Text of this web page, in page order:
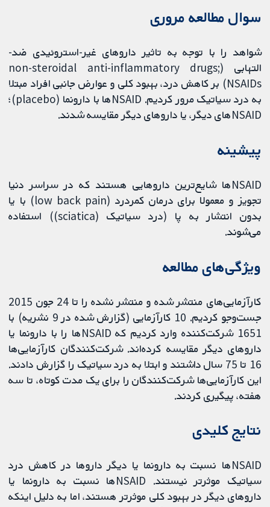
سوال مطالعه مروری
شواهد را با توجه به تاثیر داروهای غیر-استروئیدی ضد-
التهابی (non-steroidal anti-inflammatory drugs;
NSAIDs) بر کاهش درد، بهبود کلی و عوارض جانبی افراد مبتلا
به درد سیاتیک مرور کردیم. NSAIDها با دارونما (placebo)؛
NSAIDهای دیگر، یا داروهای دیگر مقایسه شدند.
پیشینه
NSAIDها شایع‌ترین داروهایی هستند که در سراسر دنیا
تجویز و معمولا برای درمان کمردرد (low back pain) با یا
بدون انتشار به پا (درد سیاتیک (sciatica)) استفاده
می‌شوند.
ویژگی‌های مطالعه
کارآزمایی‌های منتشر شده و منتشر نشده را تا 24 جون 2015
جست‌وجو کردیم. 10 کارآزمایی (گزارش شده در 9 نشریه) با
1651 شرکت‌کننده وارد کردیم که NSAIDها را با دارونما یا
داروهای دیگر مقایسه کرده‌اند. شرکت‏‌کنندگان کارآزمایی‌ها
16 تا 75 سال داشتند و ابتلا به درد سیاتیک را گزارش دادند.
این کارآزمایی‌ها شرکت‏‌کنندگان را برای یک مدت کوتاه، تا سه
هفته، پیگیری کردند.
نتایج کلیدی
NSAIDها نسبت به دارونما یا دیگر داروها در کاهش درد
سیاتیک موثرتر نیستند. NSAIDها نسبت به دارونما یا
داروهای دیگر در بهبود کلی موثرتر هستند، اما به دلیل اینکه